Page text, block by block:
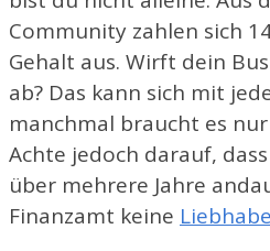
Community zahlen sich
Gehalt aus. Wirft dein
ab? Das kann sich mit
manchmal braucht es
Achte jedoch darauf,
über mehrere Jahre
Finanzamt keine